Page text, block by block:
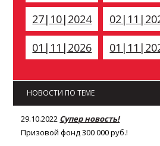
27|10|2024
01|11|2026
НОВОСТИ ПО ТЕМЕ
29.10.2022 Супер новость!
Призовой фонд 300 000 руб.!